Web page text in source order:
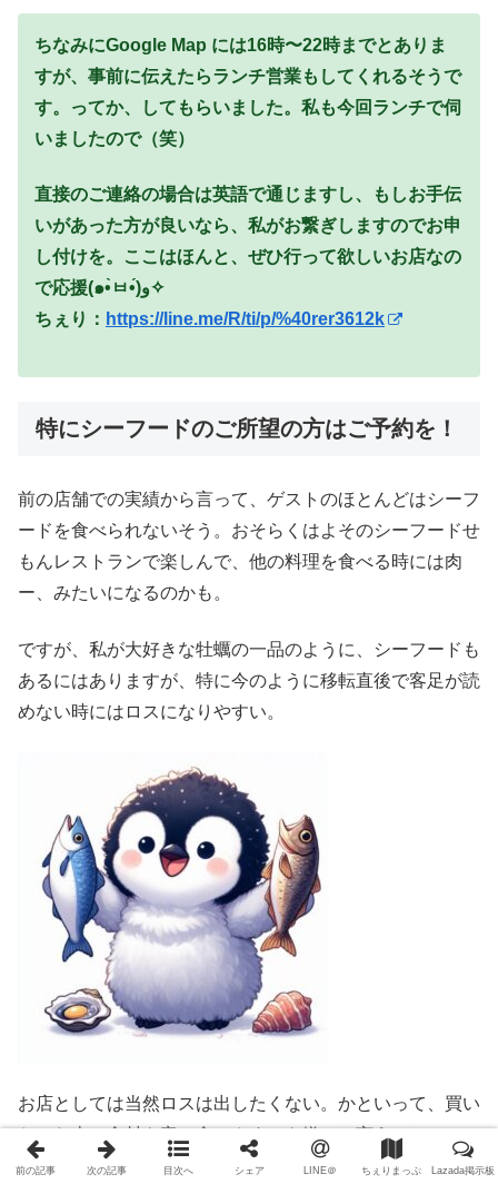
ちなみにGoogle Map には16時〜22時までとありま
すが、事前に伝えたらランチ営業もしてくれるそうで
す。ってか、してもらいました。私も今回ランチで伺
いましたので（笑）
直接のご連絡の場合は英語で通じますし、もしお手伝
いがあった方が良いなら、私がお繋ぎしますのでお申
し付けを。ここはほんと、ぜひ行って欲しいお店なの
で応援(๑•̀ㅂ•́)و✧
ちぇり： https://line.me/R/ti/p/%40rer3612k
特にシーフードのご所望の方はご予約を！
前の店舗での実績から言って、ゲストのほとんどはシーフ
ードを食べられないそう。おそらくはよそのシーフードせ
もんレストランで楽しんで、他の料理を食べる時には肉
ー、みたいになるのかも。
ですが、私が大好きな牡蠣の一品のように、シーフードも
あるにはありますが、特に今のように移転直後で客足が読
めない時にはロスになりやすい。
お店としては当然ロスは出したくない。かといって、買い
おいた古い食材を客に食べさすのも嫌、と言うことで、シ
ーフード系はできれば事前に知らせて欲しいとのことでし
前の記事 次の記事 目次へ シェア LINE＠ ちぇりまっぷ Lazada掲示板